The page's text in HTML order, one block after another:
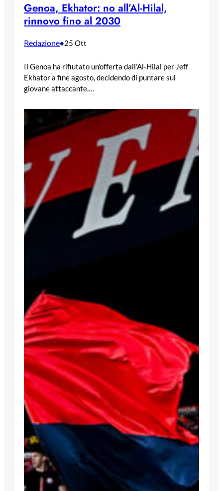
Genoa, Ekhator: no all’Al-Hilal,
rinnovo fino al 2030
Redazione•25 Ott
Il Genoa ha rifiutato un’offerta dall’Al-Hilal per Jeff
Ekhator a fine agosto, decidendo di puntare sul
giovane attaccante.…